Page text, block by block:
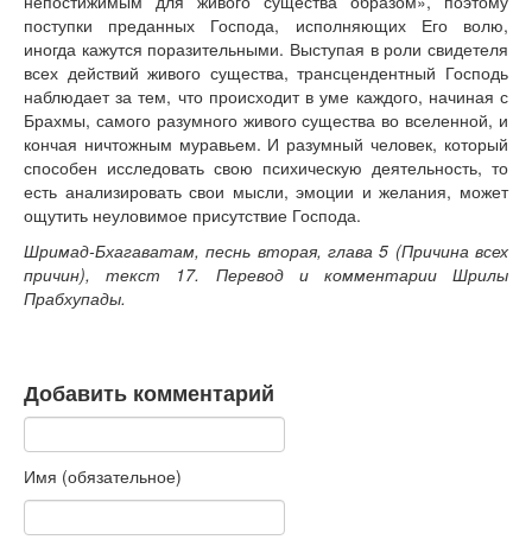
поступки преданных Господа, исполняющих Его волю,
иногда кажутся поразительными. Выступая в роли свидетеля
всех действий живого существа, трансцендентный Господь
наблюдает за тем, что происходит в уме каждого, начиная с
Брахмы, самого разумного живого существа во вселенной, и
кончая ничтожным муравьем. И разумный человек, который
способен исследовать свою психическую деятельность, то
есть анализировать свои мысли, эмоции и желания, может
ощутить неуловимое присутствие Господа.
Шримад-Бхагаватам, песнь вторая, глава 5 (Причина всех
причин), текст 17. Перевод и комментарии Шрилы
Прабхупады.
Добавить комментарий
Имя (обязательное)